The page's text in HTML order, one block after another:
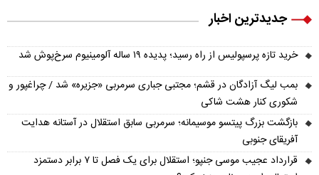
جدیدترین اخبار
خرید تازه پرسپولیس از راه رسید؛ پدیده ۱۹ ساله آلومینیوم سرخ‌پوش شد
بمب لیگ آزادگان در قشم؛ مجتبی جباری سرمربی «جزیره» شد / چراغپور و
شکوری کنار هشت شاکی
بازگشت بزرگ پیتسو موسیمانه؛ سرمربی سابق استقلال در آستانه هدایت
آفریقای جنوبی
قرارداد عجیب موسی جنپو؛ استقلال برای یک فصل تا ۷ برابر دستمزد